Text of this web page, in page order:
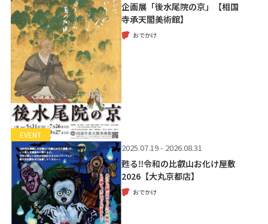
EVENT
企画展「後水尾院の京」【相国
寺承天閣美術館】
おでかけ
2025.07.19 - 2026.08.31
甦る‼令和の比叡山お化け屋敷
2026【大丸京都店】
おでかけ